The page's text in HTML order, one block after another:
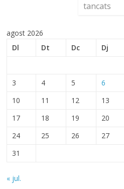
tancats
agost 2026
Dl
Dt Dc Dj
3
4 5 6
10
11 12 13
17
18 19 20
24
25 26 27
31
« jul.